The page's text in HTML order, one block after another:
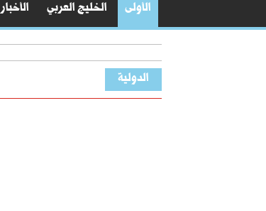
الأولى الخليج العربي الأخبار
الدولية